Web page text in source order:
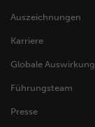
Auszeichnungen
Karriere
Globale Auswirkung
Führungsteam
Presse